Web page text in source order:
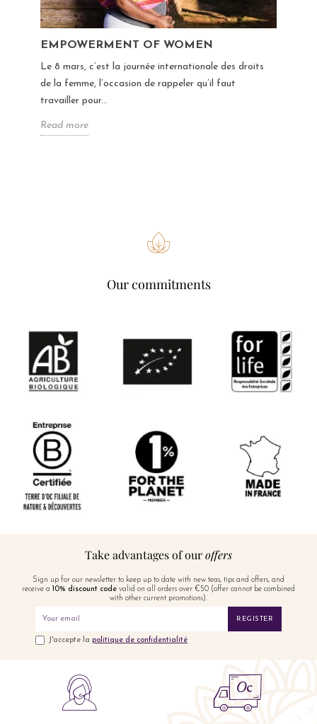
EMPOWERMENT OF WOMEN
Le 8 mars, c’est la journée internationale des droits
de la femme, l’occasion de rappeler qu’il faut
travailler pour...
Read more
Our commitments
Take advantages of ouroffers
Sign up for our newsletter to keep up to date with new teas, tips and offers, and
receive a
10% discount code valid on all orders over €50 (offer cannot be combined
with other current promotions).
REGISTER
J'accepte la politique de confidentialité